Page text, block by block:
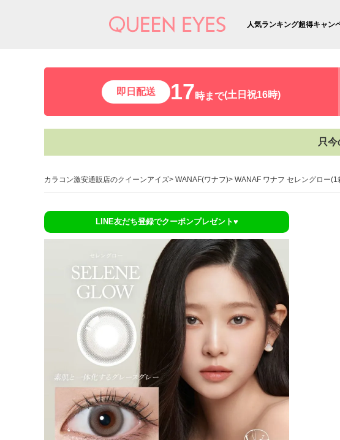
人気ランキング超得キャン
即日配送 17時まで(土日祝16時)
只
カラコン激安通販店のクイーンアイズ WANAF(ワナフ) WANAF ワナフ セレングロー
LINE友だち登録でクーポンプレゼント♥